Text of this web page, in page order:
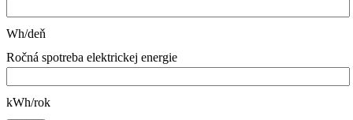
Wh/deň
Ročná spotreba elektrickej energie
kWh/rok